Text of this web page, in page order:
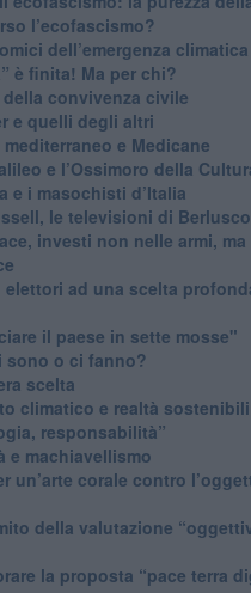
l’ecofascismo?
dell’emergenza climatica
è finita! Ma per chi?
convivenza civile
e quelli degli altri
e Medicane
e l’Ossimoro della
e i masochisti d’Italia
le televisioni di
investi non nelle armi,
ad una scelta
il paese in sette mosse"
sono o ci fanno?
scelta
climatico e realtà sostenibili
responsabilità”
e machiavellismo
un’arte corale contro
della valutazione
la proposta “pace terra